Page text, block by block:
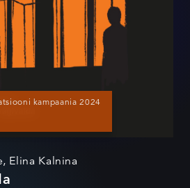
kampaania 2024
Elina Kalnina